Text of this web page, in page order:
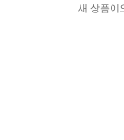
새 상품이